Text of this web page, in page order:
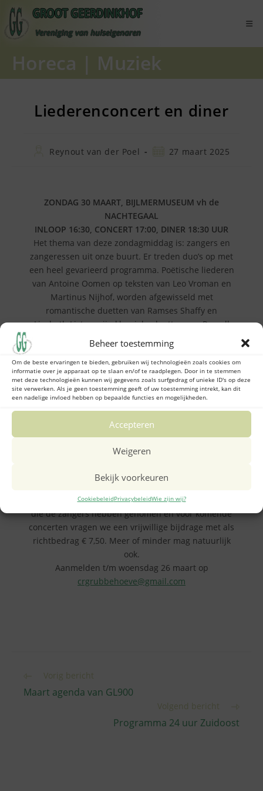
Beheer toestemming
Om de beste ervaringen te bieden, gebruiken wij technologieën zoals cookies om
informatie over je apparaat op te slaan en/of te raadplegen. Door in te stemmen
met deze technologieën kunnen wij gegevens zoals surfgedrag of unieke ID's op deze
site verwerken. Als je geen toestemming geeft of uw toestemming intrekt, kan dit
een nadelige invloed hebben op bepaalde functies en mogelijkheden.
Accepteren
Weigeren
Bekijk voorkeuren
CookiebeleidPrivacybeleidWie zijn wij?
naar
inhoud
Horeca | Muziek
Liederenconcert en diner
BerichtReynout van der Poel
Bericht27 maart 2025
ZONDAG 30 MAART, BIJLMERMUSEUM vh de
NACHTEGAAL
INLOOP 16:30, CONCERT 17:00, DINER 18:30 UUR
Het thema van deze zondagmiddag is: zangers en
zangeressen uit onze buurt. Er treden duo’s op met
een heel gevarieerd programma. Poëtische liederen
van Antoine Oomen op teksten van Leo Vroman en
Martinus Nijhof, worden afgewisseld met
romantische duetten van Ramses Shaffy en
Liesbeth List; er zijn klassieke duetten van Purcell
en Mendelssohn maar er is ook een onvervalste
smartlap. En we sluiten af met een muzikale
verrassing. Reynout zal een aantal liederen aan de
piano begeleiden en de muziek wordt ingeleid door
Luisa.
De zangers zijn:
• Dirkje Sommeijer en Marcel Gmelich Meyling
• Anna Kok en Wouter van Rennes
• Trijntje Sjoerdsma en Saskia Prast
Het drie-gangen maaltijd, verzorgd door Peter
Berkhout (O-Peter) bedraagt € 15,00. Voor de lessen
die de zangers hebben genomen en voor komende
concerten vragen we een vrijwillige bijdrage met als
richtbedrag € 7,50. Meer of minder mag natuurlijk
ook.
Aanmelden t/m woensdag 26 maart op
crgrubbehoeve@gmail.com
meer
artikelen
Vorig bericht
Maart agenda van GL900
Volgend bericht
Programma 24 uur Zuidoost